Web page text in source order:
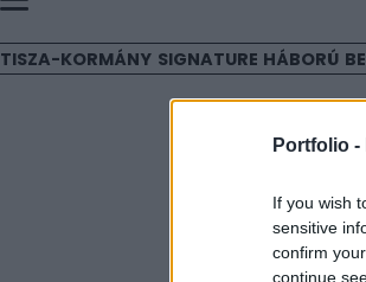
Portfolio -
If you wish
sensitive
confirm
continue
TISZA-KORMÁNY SIGNATURE HÁBORÚ
Bokor László,
2024. szeptember 16.